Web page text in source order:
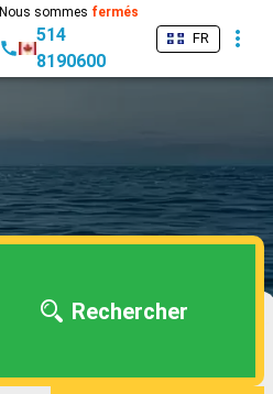
Nous sommes fermés
514
8190600
FR
Rechercher